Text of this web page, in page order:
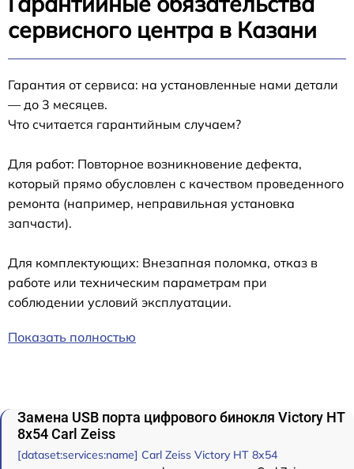
сервисного центра в Казани
Гарантия от сервиса: на установленные нами детали
— до 3 месяцев.
Что считается гарантийным случаем?
Для работ: Повторное возникновение дефекта,
который прямо обусловлен с качеством проведенного
ремонта (например, неправильная установка
запчасти).
Для комплектующих: Внезапная поломка, отказ в
работе или техническим параметрам при
соблюдении условий эксплуатации.
Показать полностью
Замена USB порта цифрового бинокля Victory HT
8x54 Carl Zeiss
[dataset:services:name] Carl Zeiss Victory HT 8x54